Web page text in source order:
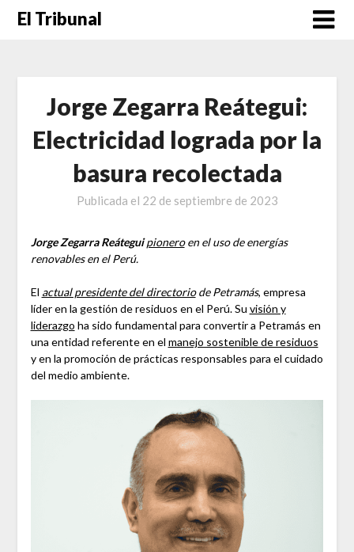
SaltarEl Tribunal
Jorge Zegarra Reátegui:
Electricidad lograda por la
basura recolectada
Publicada el 22 de septiembre de 2023
Jorge Zegarra Reátegui pioneroen el uso de energías
renovables en el Perú.
El actual presidente del directoriode Petramás, empresa
líder en la gestión de residuos en el Perú. Su visión y
liderazgo ha sido fundamental para convertir a Petramás en
una entidad referente en el manejo sostenible de residuos
y en la promoción de prácticas responsables para el cuidado
del medio ambiente.